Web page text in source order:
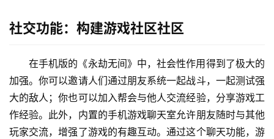
社交功能：构建游戏社区社区
在手机版的《永劫无间》中，社会性作用得到了极大的
加强。你可以邀请人们通过朋友系统一起战斗，一起测试强
大的敌人；你也可以加入帮会与他人交流经验，分享游戏工
作经验。此外，内置的手机游戏聊天室允许朋友随时与其他
玩家交流，增强了游戏的有趣互动。通过这个聊天功能，游